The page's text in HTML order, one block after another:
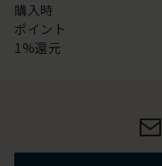
購入時
ポイント
1%還元